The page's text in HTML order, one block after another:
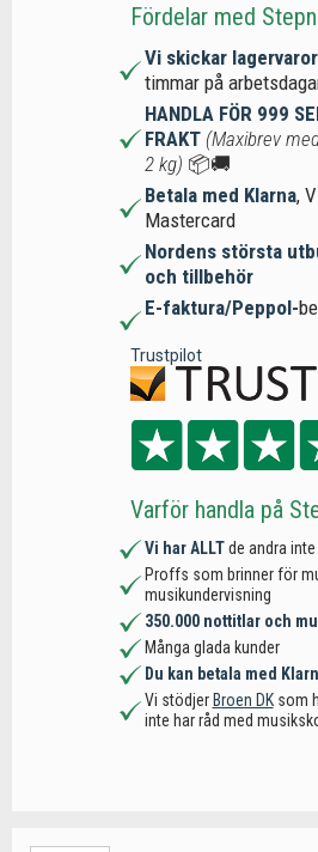
Fördelar med
Vi skickar lagervaror
timmar på
HANDLA FÖR 999
FRAKT (Maxibrev
2 kg) 📦🚚
Betala med Klarna,
Mastercard
Nordens största
och tillbehör
E-faktura/Peppol-
Trustpilot
Varför handla på
Vi har ALLTde andra
Proffs som brinner för
musikundervisning
350.000 nottitlar och
Många glada kunder
Du kan betala med
Vi stödjer Broen DKsom
inte har råd med